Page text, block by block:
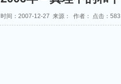
时间：2007-12-27 来源： 作者： 点击： 583